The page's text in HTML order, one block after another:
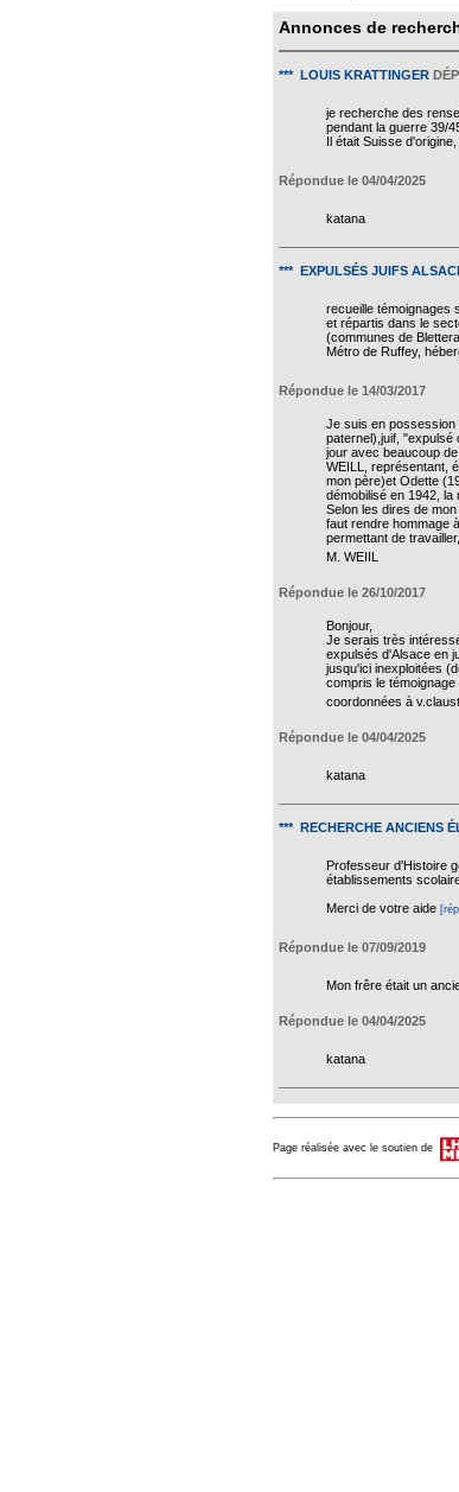
Annonces de
*** LOUIS KRATTINGER
je recherche des
pendant la guerre 39/
Il était Suisse
Répondue le 04/04/2025
katana
*** EXPULSÉS JUIFS
recueille témoignages
et répartis dans le
(communes de
Métro de Ruffey,
Répondue le 14/03/2017
Je suis en possession
paternel),juif, "expulsé
jour avec beaucoup
WEILL, représentant,
mon père)et Odette
démobilisé en 1942, la
Selon les dires de
faut rendre hommage
permettant de
M. WEIIL
Répondue le 26/10/2017
Bonjour,
Je serais très
expulsés d'Alsace en
jusqu'ici inexploitées
compris le
coordonnées à
Répondue le 04/04/2025
katana
*** RECHERCHE ANCIENS
Professeur d'Histoire
établissements
Merci de votre aide
Répondue le 07/09/2019
Mon frêre était un
Répondue le 04/04/2025
katana
Page réalisée avec le soutien de